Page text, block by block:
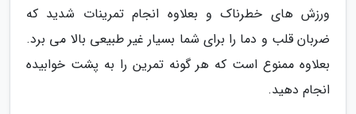
ورزش های خطرناک و بعلاوه انجام تمرینات شدید که
ضربان قلب و دما را برای شما بسیار غیر طبیعی بالا می برد.
بعلاوه ممنوع است که هر گونه تمرین را به پشت خوابیده
انجام دهید.